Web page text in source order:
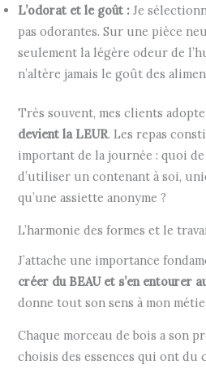
L’odorat et le goût : Je
pas odorantes. Sur une pièce
seulement la légère odeur de
n’altère jamais le goût des
Très souvent, mes clients
devient la LEUR. Les repas
important de la journée : quoi
d’utiliser un contenant à soi,
qu’une assiette anonyme ?
L’harmonie des formes et le
J’attache une importance
créer du BEAU et s’en entourer
donne tout son sens à mon
Chaque morceau de bois a son
choisis des essences qui ont du